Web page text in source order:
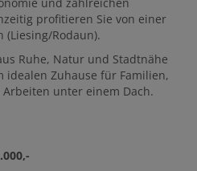
profitieren Sie von einer
Rodaun).
Ruhe, Natur und Stadtnähe
idealen Zuhause für Familien,
unter einem Dach.